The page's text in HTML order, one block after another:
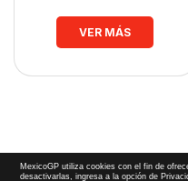
VER MÁS
MexicoGP utiliza cookies con el fin de
desactivarlas, ingresa a la opción de